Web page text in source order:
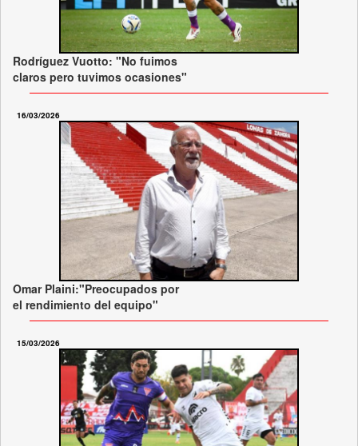
Rodríguez Vuotto: "No fuimos
claros pero tuvimos ocasiones"
16/03/2026
Omar Plaini:"Preocupados por
el rendimiento del equipo"
15/03/2026